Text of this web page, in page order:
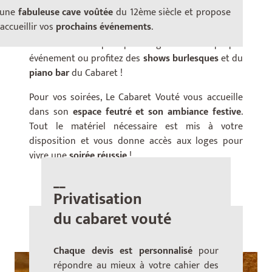
fabuleuse cave voûtéedu 12ème siècle et propose
vos prochains événements.
salle principale et sa scène, un espace VIP et
l’espace cuisine/bar.
Profitez de cet espace pour organiser votre propre
événement ou profitez des shows burlesqueset du
piano bardu Cabaret !
Pour vos soirées, Le Cabaret Vouté vous accueille
dans son espace feutré et son ambiance festive.
Tout le matériel nécessaire est mis à votre
disposition et vous donne accès aux loges pour
vivre unesoirée réussie!
__
Privatisation
du cabaret vouté
Chaque devis est personnalisé pour
répondre au mieux à votre cahier des